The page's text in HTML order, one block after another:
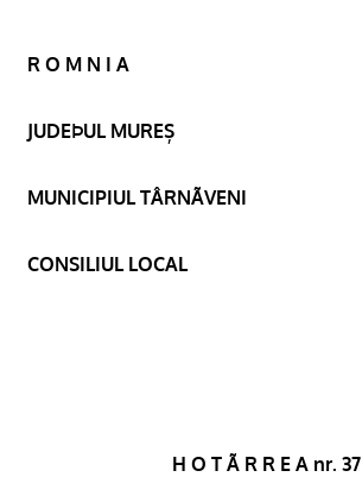
R O M N I A
JUDEÞUL MUREȘ
MUNICIPIUL TÂRNÃVENI
CONSILIUL LOCAL
H O T Ã R R E A nr. 37